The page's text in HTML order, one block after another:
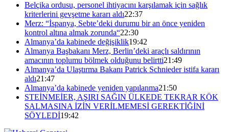
Belçika ordusu, personel ihtiyacını karşılamak için sağlık
kriterlerini gevşetme kararı aldı22:37
Merz: “İspanya, Sebte’deki durumu bir an önce yeniden
kontrol altına almak zorunda“22:30
Almanya’da kabinede değişiklik19:42
Almanya Başbakanı Merz, Berlin’deki araçlı saldırının
amacının toplumu bölmek olduğunu belirtti21:49
Almanya’da Ulaştırma Bakanı Patrick Schnieder istifa kararı
aldı21:47
Almanya’da kabinede yeniden yapılanma21:50
STEİNMEİER, AŞIRI SAĞIN ÜLKEDE TEKRAR KÖK
SALMASINA İZİN VERİLMEMESİ GEREKTİĞİNİ
SÖYLEDİ19:42